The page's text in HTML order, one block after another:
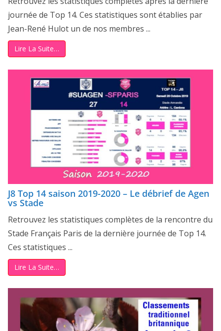
journée de Top 14. Ces statistiques sont établies par
Jean-René Hulot un de nos membres ...
Lire La Suite…
J8 Top 14 saison 2019-2020 – Le débrief de Agen
vs Stade
Retrouvez les statistiques complètes de la rencontre du
Stade Français Paris de la dernière journée de Top 14.
Ces statistiques ...
Lire La Suite…